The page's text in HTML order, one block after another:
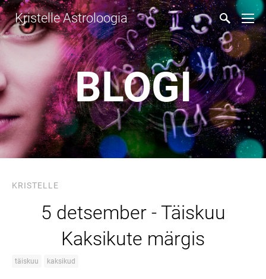
Kristelle Astroloogia
BLOGI
KRISTELLE
5 detsember - Täiskuu
Kaksikute märgis
täiskuu kaksikud